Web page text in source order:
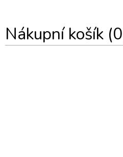
Nákupní košík